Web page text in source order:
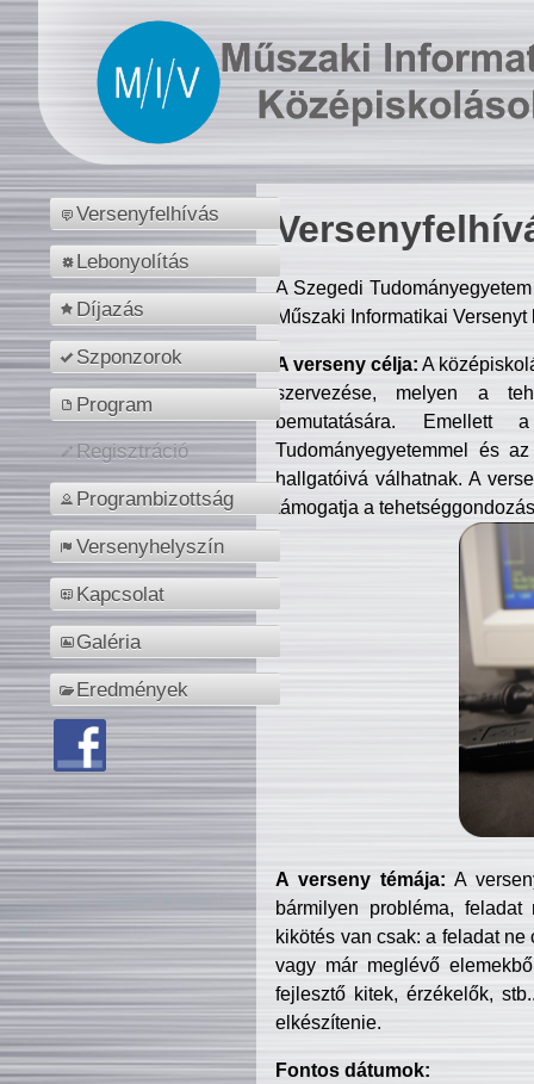
Versenyfelhívás
Lebonyolítás
Díjazás
Szponzorok
Program
Regisztráció
Programbizottság
Versenyhelyszín
Kapcsolat
Galéria
Eredmények
A Szegedi
Műszaki Informatikai
A verseny célja: A
szervezése, melyen a
bemutatására. Emellett
Tudományegyetemmel és
hallgatóivá válhatnak. A
támogatja a
A verseny témája: A
bármilyen probléma, feladat
kikötés van csak: a feladat
vagy már meglévő
fejlesztő kitek, érzékelők,
elkészítenie.
Fontos dátumok: